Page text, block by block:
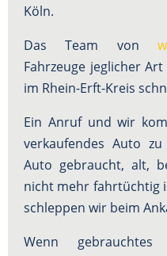
Köln.
Das Team von
Fahrzeuge jeglicher
im Rhein-Erft-Kreis
Ein Anruf und wir
verkaufendes Auto
Auto gebraucht, alt,
nicht mehr fahrtüchtig
schleppen wir beim
Wenn